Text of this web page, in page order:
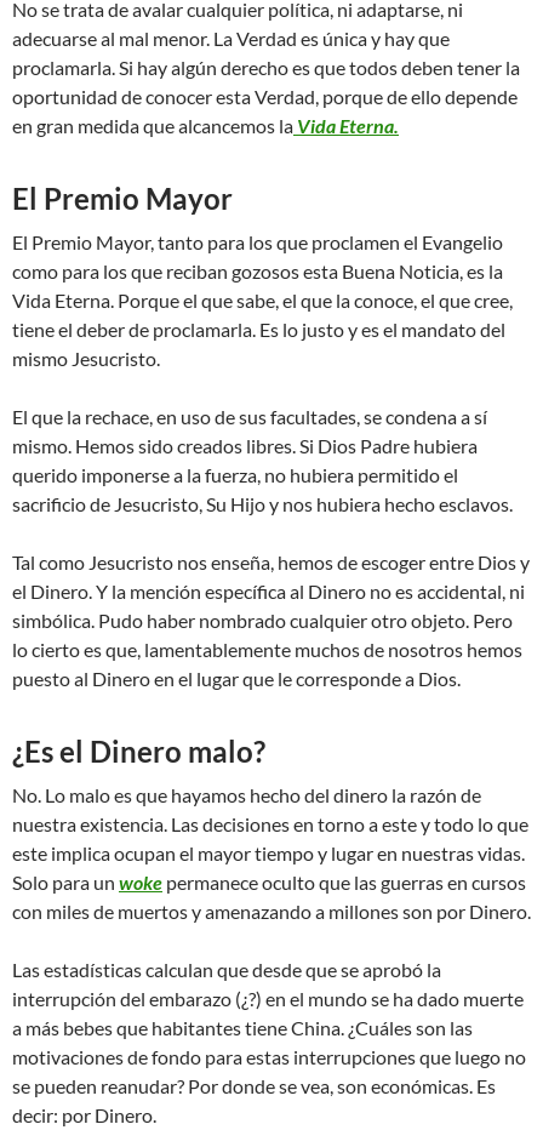
No se trata de avalar cualquier política, ni adaptarse, ni
adecuarse al mal menor. La Verdad es única y hay que
proclamarla. Si hay algún derecho es que todos deben tener la
oportunidad de conocer esta Verdad, porque de ello depende
en gran medida que alcancemos la Vida Eterna.
El Premio Mayor
El Premio Mayor, tanto para los que proclamen el Evangelio
como para los que reciban gozosos esta Buena Noticia, es la
Vida Eterna. Porque el que sabe, el que la conoce, el que cree,
tiene el deber de proclamarla. Es lo justo y es el mandato del
mismo Jesucristo.
El que la rechace, en uso de sus facultades, se condena a sí
mismo. Hemos sido creados libres. Si Dios Padre hubiera
querido imponerse a la fuerza, no hubiera permitido el
sacrificio de Jesucristo, Su Hijo y nos hubiera hecho esclavos.
Tal como Jesucristo nos enseña, hemos de escoger entre Dios y
el Dinero. Y la mención específica al Dinero no es accidental, ni
simbólica. Pudo haber nombrado cualquier otro objeto. Pero
lo cierto es que, lamentablemente muchos de nosotros hemos
puesto al Dinero en el lugar que le corresponde a Dios.
¿Es el Dinero malo?
No. Lo malo es que hayamos hecho del dinero la razón de
nuestra existencia. Las decisiones en torno a este y todo lo que
este implica ocupan el mayor tiempo y lugar en nuestras vidas.
Solo para un woke permanece oculto que las guerras en cursos
con miles de muertos y amenazando a millones son por Dinero.
Las estadísticas calculan que desde que se aprobó la
interrupción del embarazo (¿?) en el mundo se ha dado muerte
a más bebes que habitantes tiene China. ¿Cuáles son las
motivaciones de fondo para estas interrupciones que luego no
se pueden reanudar? Por donde se vea, son económicas. Es
decir: por Dinero.